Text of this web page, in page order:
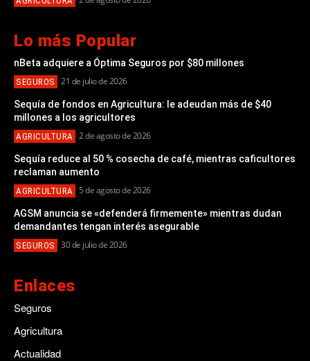
Lo más Popular
nBeta adquiere a Óptima Seguros por $80 millones
SEGUROS 21 de julio de 2026
Sequía de fondos en Agricultura: le adeudan más de $40
millones a los agricultores
AGRICULTURA 2 de agosto de 2026
Sequía reduce al 50 % cosecha de café, mientras caficultores
reclaman aumento
AGRICULTURA 5 de agosto de 2026
AGSM anuncia se «defenderá firmemente» mientras dudan
demandantes tengan interés asegurable
SEGUROS 30 de julio de 2026
Enlaces
Seguros
Agricultura
Actualidad